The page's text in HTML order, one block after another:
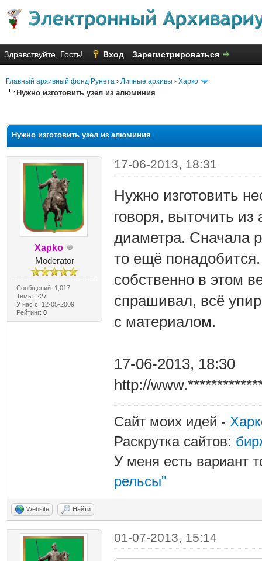
Здравствуйте, Гость! Вход Зарегистрироваться
Главный архивный фонд Рунета › Личные архивы › Харко
Нужно изготовить узел из алюминия
Нужно изготовить узел из алюминия
Xapko
Moderator
Сообщений: 1,017
Темы: 227
У нас с: 12-05-2009
Рейтинг: 0
17-06-2013, 18:31
Нужно изготовить
говоря, выточить
диаметра. Сначала
то ещё
собственно в этом
спрашивал, всё
с материалом.
17-06-2013, 18:30
http://
Сайт моих идей -
Раскрутка сайтов:
У меня есть вариант
рельсы"
Website Найти
01-07-2013, 15:14